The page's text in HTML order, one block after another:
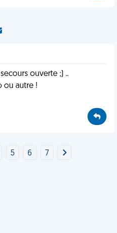
ouverte ;) ..
ou autre !
5 6 7